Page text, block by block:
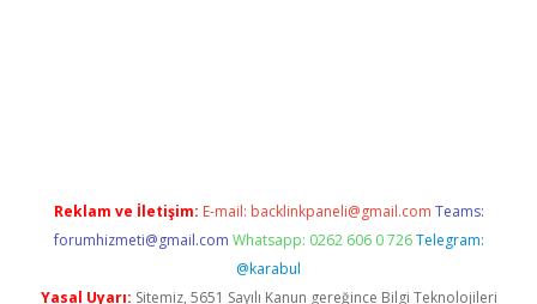
Reklam ve İletişim: E-mail: backlinkpaneli@gmail.com Teams:
forumhizmeti@gmail.com Whatsapp: 0262 606 0 726 Telegram:
@karabul
Yasal Uyarı: Sitemiz, 5651 Sayılı Kanun gereğince Bilgi Teknolojileri